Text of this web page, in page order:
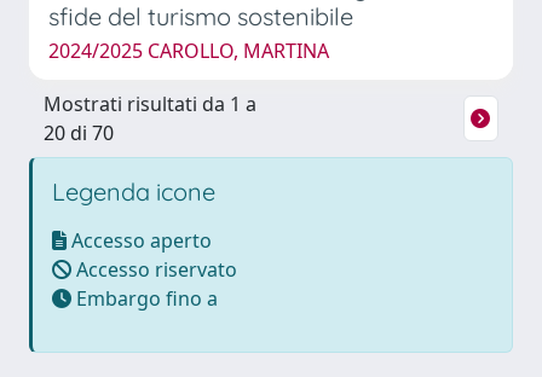
sfide del turismo sostenibile
2024/2025 CAROLLO, MARTINA
Mostrati risultati da 1 a
20 di 70
Legenda icone
Accesso aperto
Accesso riservato
Embargo fino a